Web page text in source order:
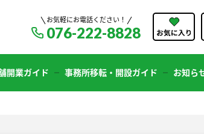
お気軽にお電話ください！
076-222-8828
開業ガイド 事務所移転・開設ガイド お知ら